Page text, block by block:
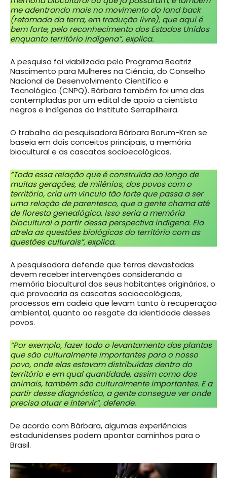
me adentrando mais no movimento do land back
(retomada da terra, em tradução livre), que aqui é
bem forte, pelo reconhecimento dos Estados Unidos
enquanto território indígena”, explica.
A pesquisa foi viabilizada pelo Programa Beatriz
Nascimento para Mulheres na Ciência, do Conselho
Nacional de Desenvolvimento Científico e
Tecnológico (CNPQ). Bárbara também foi uma das
contempladas por um edital de apoio a cientista
negros e indígenas do Instituto Serrapilheira.
O trabalho da pesquisadora Bárbara Borum-Kren se
baseia em dois conceitos principais, a memória
biocultural e as cascatas socioecológicas.
“Toda essa relação que é construída ao longo de
muitas gerações, de milênios, dos povos com o
território, cria um vínculo tão forte que passa a ser
uma relação de parentesco, que a gente chama até
de floresta genealógica. Isso seria a memória
biocultural a partir dessa perspectiva indígena. Ela
atrela as questões biológicas do território com as
questões culturais”, explica.
A pesquisadora defende que terras devastadas
devem receber intervenções considerando a
memória biocultural dos seus habitantes originários, o
que provocaria as cascatas socioecológicas,
processos em cadeia que levam tanto à recuperação
ambiental, quanto ao resgate da identidade desses
povos.
“Por exemplo, fazer todo o levantamento das plantas
que são culturalmente importantes para o nosso
povo, onde elas estavam distribuídas dentro do
território e em qual quantidade, assim como dos
animais, também são culturalmente importantes. E a
partir desse diagnóstico, a gente consegue ver onde
precisa atuar e intervir”, defende.
De acordo com Bárbara, algumas experiências
estadunidenses podem apontar caminhos para o
Brasil.